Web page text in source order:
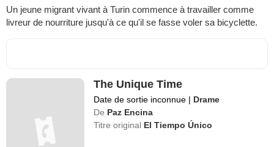
Un jeune migrant vivant à Turin commence à travailler comme
livreur de nourriture jusqu'à ce qu'il se fasse voler sa bicyclette.
The Unique Time
Date de sortie inconnue | Drame
De Paz Encina
Titre original El Tiempo Único